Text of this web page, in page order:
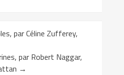
par Céline Zufferey,
par Robert Naggar,
→